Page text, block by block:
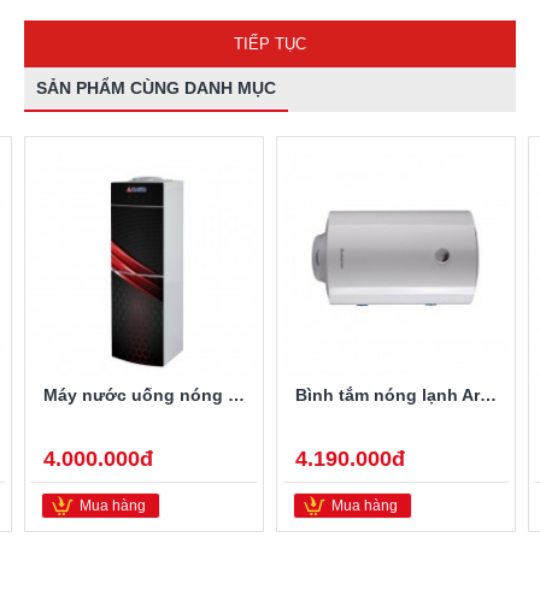
TIẾP TỤC
SẢN PHẨM CÙNG DANH MỤC
Máy nước uống nóng lạnh Alaska R-80
4.000.000đ
Mua hàng
Bình tắm nóng lạnh Ariston PRO-R40SH 2.5FE 40 Lít
4.190.000đ
Mua hàng